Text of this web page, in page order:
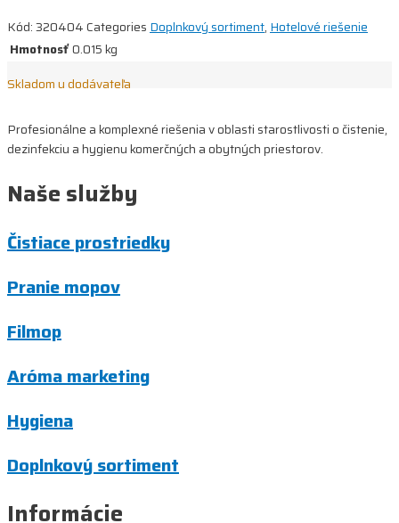
Kód:320404CategoriesDoplnkový sortiment,Hotelové riešenie
Hmotnosť0.015 kg
Skladom u dodávateľa
Profesionálne a komplexné riešenia v oblasti starostlivosti o čistenie,
dezinfekciu a hygienu komerčných a obytných priestorov.
Naše služby
Čistiace prostriedky
Pranie mopov
Filmop
Aróma marketing
Hygiena
Doplnkový sortiment
Informácie